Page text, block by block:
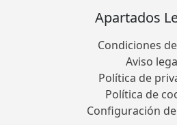
Apartados
Condiciones
Aviso
Política de
Política de
Configuración